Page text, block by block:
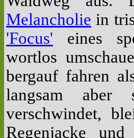
Melancholie in
'Focus' eines
wortlos
bergauf fahren
langsam aber
verschwindet,
Regenjacke